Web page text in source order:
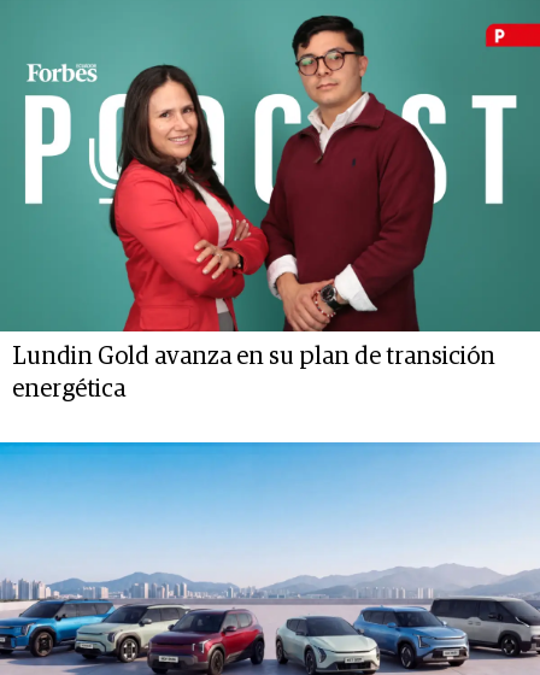
Lundin Gold avanza en su plan de transición
energética